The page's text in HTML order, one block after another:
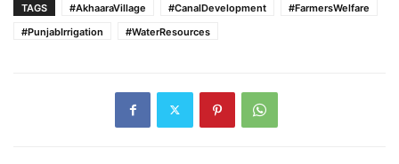
TAGS #AkhaaraVillage #CanalDevelopment
#FarmersWelfare
#PunjabIrrigation
#WaterResources